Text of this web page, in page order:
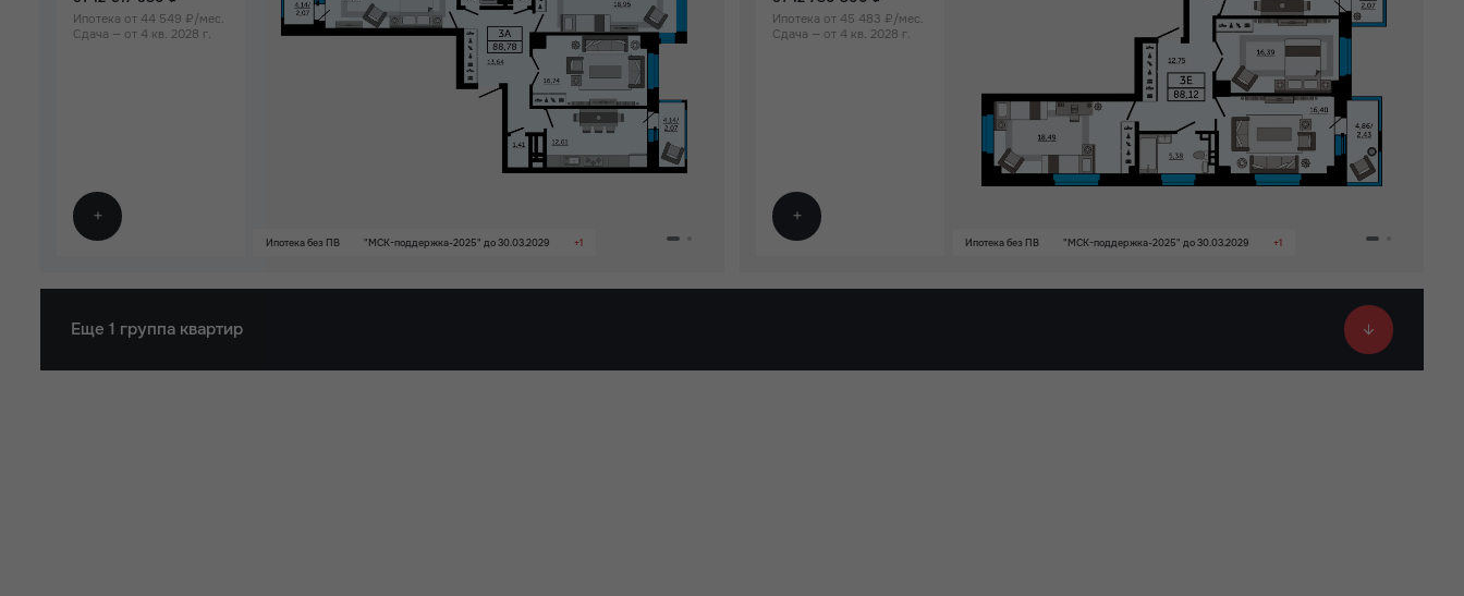
Ипотека от 44 549 ₽/мес.
Сдача — от 4 кв. 2028 г.
Ипотека без ПВ "МСК-поддержка-2025" до 30.03.2029 +1
Ипотека от 45 483 ₽/мес.
Сдача — от 4 кв. 2028 г.
Ипотека без ПВ "МСК-поддержка-2025" до 30.03.2029 +1
Еще 1 группа квартир